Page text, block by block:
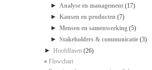
► Analyse en management (17)
► Kansen en producten (7)
► Mensen en samenwerking (5)
► Stakeholders & communicatie (3)
► Hoofdfasen (26)
Flowchart